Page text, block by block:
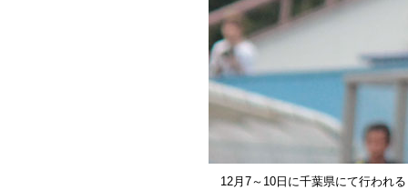
12月7～10日に千葉県にて行われ